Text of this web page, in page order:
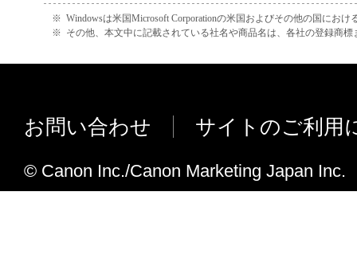
(4) 本契約に明示的に定める場合を除き、
フトウエア」に関する知的財産権のいかな
に付与するものではありません。
「本ソフトウエア」及びその複製物に係る
は、その内容によりキヤノンまたはキヤノ
HG（厚口） 、フォト半光沢紙HG（
を追加しました。
Ver.3.11 0101010101からVer.3.11
Ver.3.11からVer.3.11 0101010101への変更点
のメディアに対応しました。
※ Windowsは米国Microsoft Corporationの米国およびその他の国におけ
※ その他、本文中に記載されている社名や商品名は、各社の登録商標
お問い合わせ サイトのご利用
© Canon Inc./Canon Marketing Japan Inc.